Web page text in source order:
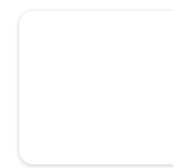
565
Untertal, St.